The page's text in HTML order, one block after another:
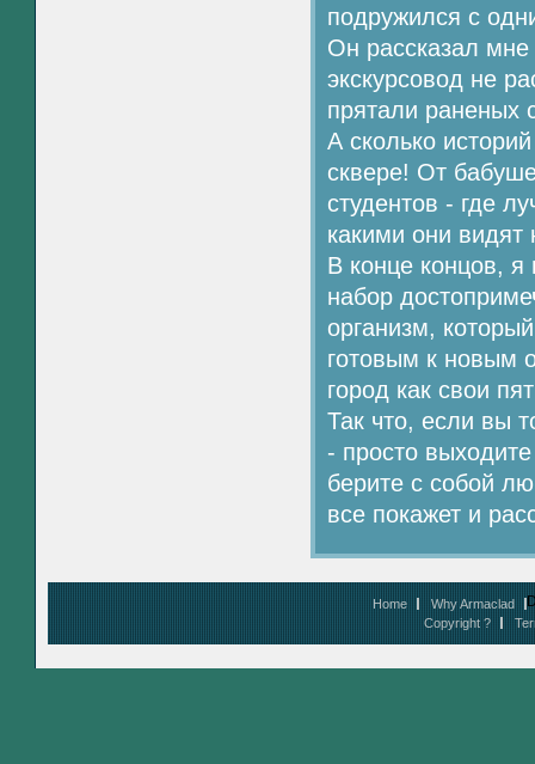
подружился с
Он рассказал мне
экскурсовод не
прятали раненых
А сколько
сквере! От
студентов - где
какими они
В конце концов,
набор
организм,
готовым к новым
город как свои
Так что, если вы
- просто
берите с собой
все покажет и
Home Why Armaclad
Copyright ?